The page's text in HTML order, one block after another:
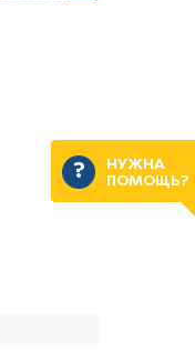
НУЖНА
ПОМОЩЬ?